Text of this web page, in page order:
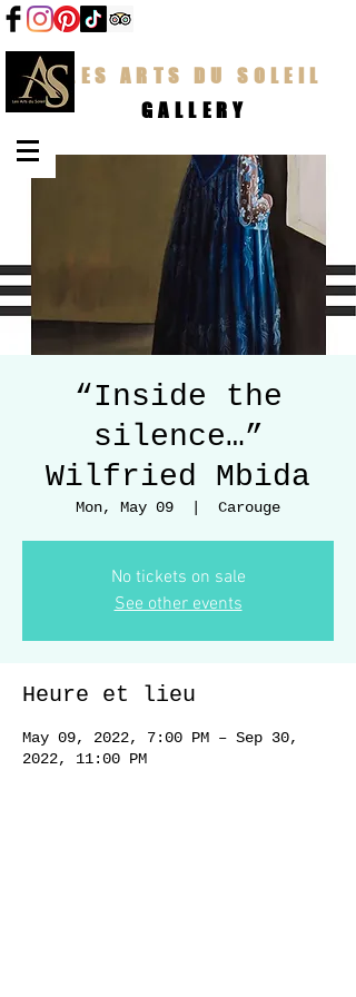
LES ARTS DU SOLEIL
GALLERY
“Inside the
silence…”
Wilfried Mbida
Mon, May 09 Carouge
No tickets on sale
See other events
Heure et lieu
May 09, 2022, 7:00 PM – Sep 30,
2022, 11:00 PM